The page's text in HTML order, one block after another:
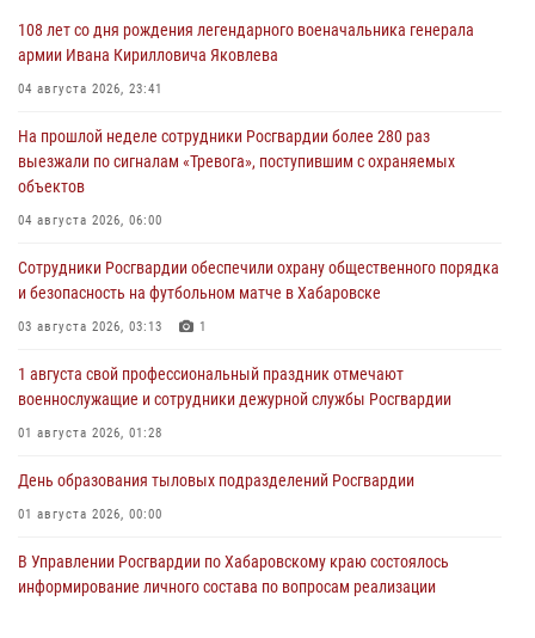
108 лет со дня рождения легендарного военачальника генерала
армии Ивана Кирилловича Яковлева
04 августа 2026, 23:41
На прошлой неделе сотрудники Росгвардии более 280 раз
выезжали по сигналам «Тревога», поступившим с охраняемых
объектов
04 августа 2026, 06:00
Сотрудники Росгвардии обеспечили охрану общественного порядка
и безопасность на футбольном матче в Хабаровске
03 августа 2026, 03:13 1
1 августа свой профессиональный праздник отмечают
военнослужащие и сотрудники дежурной службы Росгвардии
01 августа 2026, 01:28
День образования тыловых подразделений Росгвардии
01 августа 2026, 00:00
В Управлении Росгвардии по Хабаровскому краю состоялось
информирование личного состава по вопросам реализации